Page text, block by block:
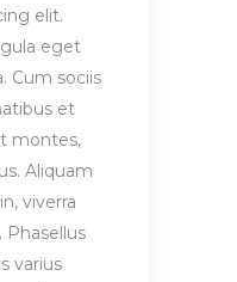
elit.
eget
Cum sociis
et
montes,
Aliquam
viverra
Phasellus
varius